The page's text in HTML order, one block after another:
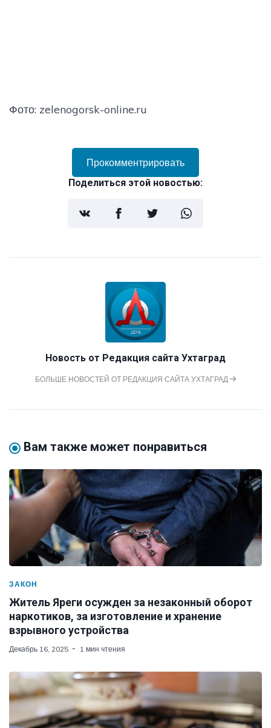
Фото: zelenogorsk-online.ru
Прокомментрировать
Поделиться этой новостью:
Новость от Редакция сайта Ухтаград
БОЛЬШЕ НОВОСТЕЙ ОТ РЕДАКЦИЯ САЙТА УХТАГРАД
Вам также может понравиться
ЗАКОН
Житель Яреги осужден за незаконный оборот
наркотиков, за изготовление и хранение
взрывного устройства
Декабрь 16, 2025 1 мин чтения